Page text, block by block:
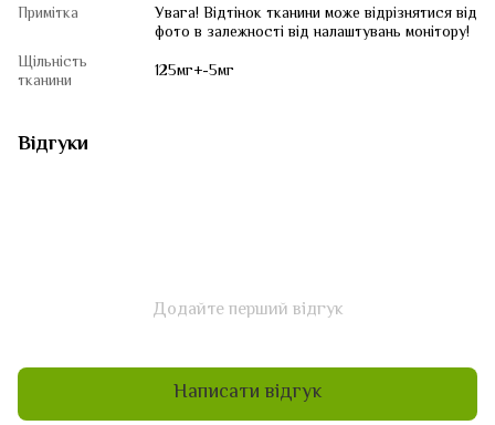
Примітка
Увага! Відтінок тканини може відрізнятися від
фото в залежності від налаштувань монітору!
Щільність
тканини 125мг+-5мг
Відгуки
Додайте перший відгук
Написати відгук